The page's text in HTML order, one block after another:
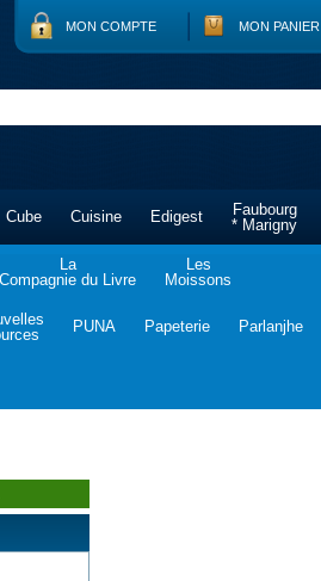
MON COMPTE MON PANIER
Cube Cuisine Edigest
Faubourg
* Marigny
La
Compagnie du Livre
Les
Moissons
PUNA Papeterie Parlanjhe